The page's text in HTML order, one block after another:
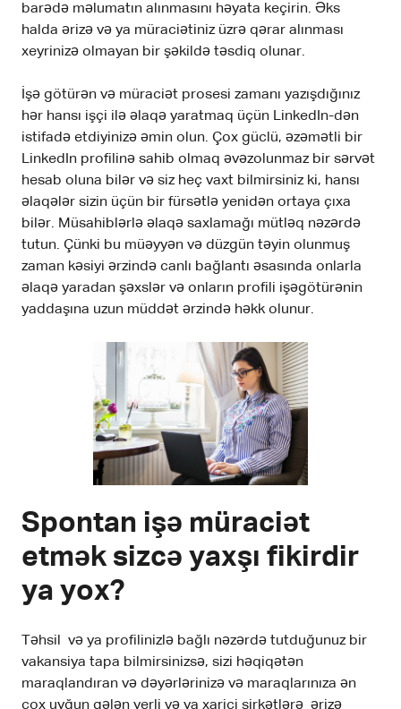
barədə məlumatın alınmasını həyata keçirin. Əks
halda ərizə və ya müraciətiniz üzrə qərar alınması
xeyrinizə olmayan bir şəkildə təsdiq olunar.
İşə götürən və müraciət prosesi zamanı yazışdığınız
hər hansı işçi ilə əlaqə yaratmaq üçün LinkedIn-dən
istifadə etdiyinizə əmin olun. Çox güclü, əzəmətli bir
LinkedIn profilinə sahib olmaq əvəzolunmaz bir sərvət
hesab oluna bilər və siz heç vaxt bilmirsiniz ki, hansı
əlaqələr sizin üçün bir fürsətlə yenidən ortaya çıxa
bilər. Müsahiblərlə əlaqə saxlamağı mütləq nəzərdə
tutun. Çünki bu müəyyən və düzgün təyin olunmuş
zaman kəsiyi ərzində canlı bağlantı əsasında onlarla
əlaqə yaradan şəxslər və onların profili işəgötürənin
yaddaşına uzun müddət ərzində həkk olunur.
Spontan işə müraciət
etmək sizcə yaxşı fikirdir
ya yox?
Təhsil və ya profilinizlə bağlı nəzərdə tutduğunuz bir
vakansiya tapa bilmirsinizsə, sizi həqiqətən
maraqlandıran və dəyərlərinizə və maraqlarınıza ən
çox uyğun gələn yerli və ya xarici şirkətlərə ərizə